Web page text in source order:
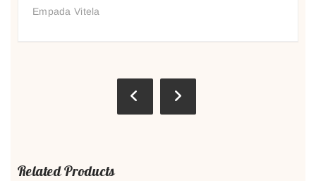
Empada Vitela
Related Products